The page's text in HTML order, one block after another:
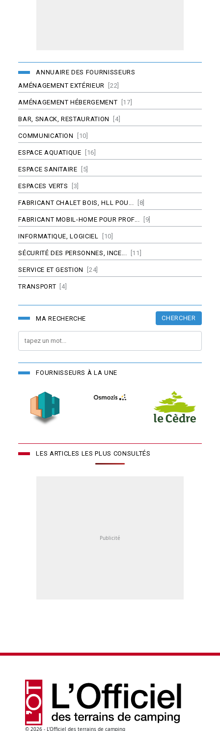
ANNUAIRE DES FOURNISSEURS
AMÉNAGEMENT EXTÉRIEUR [22]
AMÉNAGEMENT HÉBERGEMENT [17]
BAR, SNACK, RESTAURATION [4]
COMMUNICATION [10]
ESPACE AQUATIQUE [16]
ESPACE SANITAIRE [5]
ESPACES VERTS [3]
FABRICANT CHALET BOIS, HLL POU... [8]
FABRICANT MOBIL-HOME POUR PROF... [9]
INFORMATIQUE, LOGICIEL [10]
SÉCURITÉ DES PERSONNES, INCE... [11]
SERVICE ET GESTION [24]
TRANSPORT [4]
MA RECHERCHE CHERCHER
FOURNISSEURS À LA UNE
LES ARTICLES LES PLUS CONSULTÉS
© 2026 - L'Officiel des terrains de camping